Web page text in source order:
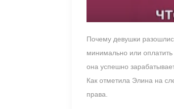
Почему девушки
минимально или
она успешно
Как отметила Элина на
права.